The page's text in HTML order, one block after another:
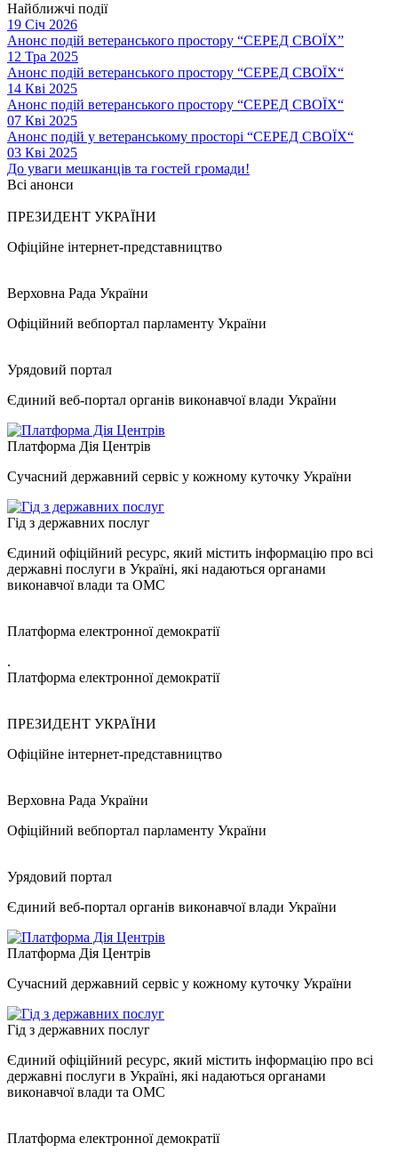
Найближчі події
19 Січ 2026
Анонс подій ветеранського простору “СЕРЕД СВОЇХ”
12 Тра 2025
Анонс подій ветеранського простору “СЕРЕД СВОЇХ“
14 Кві 2025
Анонс подій ветеранського простору “СЕРЕД СВОЇХ“
07 Кві 2025
Анонс подій у ветеранському просторі “СЕРЕД СВОЇХ“
03 Кві 2025
До уваги мешканців та гостей громади!
Всі анонси
ПРЕЗИДЕНТ УКРАЇНИ
Офіційне інтернет-представництво
Верховна Рада України
Офіційний вебпортал парламенту України
Урядовий портал
Єдиний веб-портал органів виконавчої влади України
Платформа Дія Центрів
Сучасний державний сервіс у кожному куточку України
Гід з державних послуг
Єдиний офіційний ресурс, який містить інформацію про всі
державні послуги в Україні, які надаються органами
виконавчої влади та ОМС
Платформа електронної демократії
.
Платформа електронної демократії
ПРЕЗИДЕНТ УКРАЇНИ
Офіційне інтернет-представництво
Верховна Рада України
Офіційний вебпортал парламенту України
Урядовий портал
Єдиний веб-портал органів виконавчої влади України
Платформа Дія Центрів
Сучасний державний сервіс у кожному куточку України
Гід з державних послуг
Єдиний офіційний ресурс, який містить інформацію про всі
державні послуги в Україні, які надаються органами
виконавчої влади та ОМС
Платформа електронної демократії